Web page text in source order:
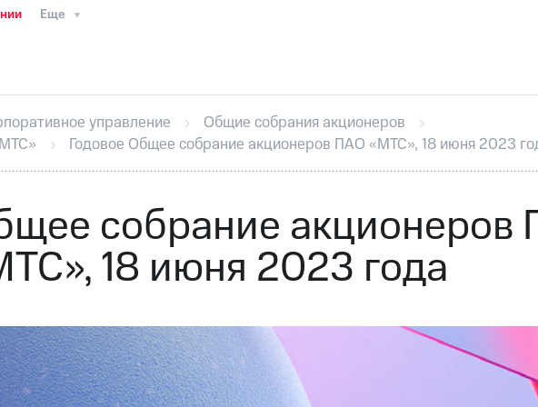
Еще
ИнтервьюФинансовая отчетностьКонтактыПригласить
секретарьРаскрытие информацииИнформация акционерам
кабинет акционераАкционерный капиталКонтроль и аудит
выкупа акцийДивидендыРынок облигаций Описание
Комплаенс и
управление
Общие собрания акционеров
Годовое Общее собрание акционеров ПАО «МТС», 18 июня 2023
собрание акционеров
18 июня 2023 года